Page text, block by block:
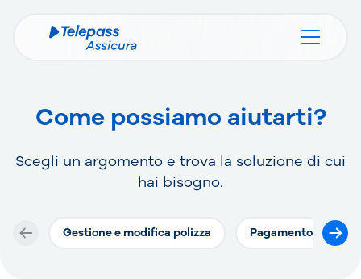
Come possiamo aiutarti?
Scegli un argomento e trova la soluzione di cui
hai bisogno.
Gestione e modifica polizza Pagamento